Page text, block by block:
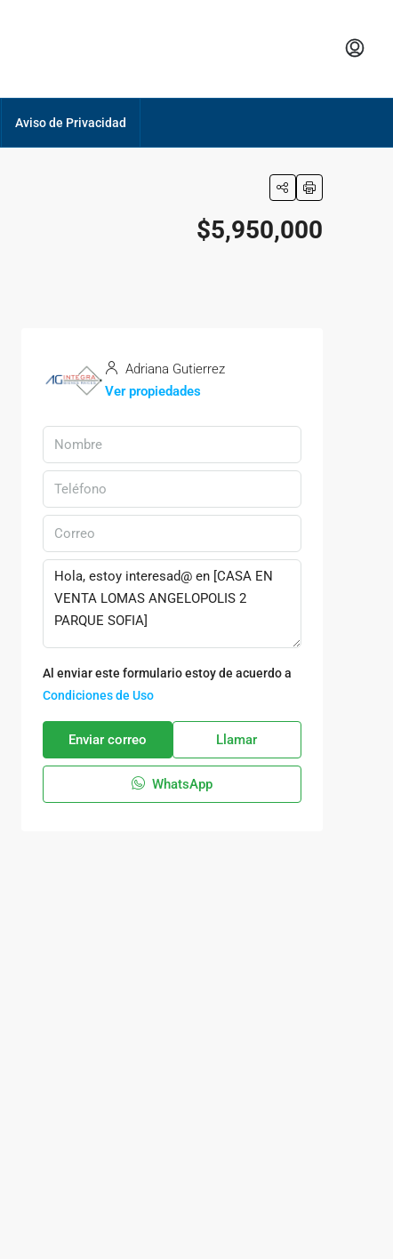
Aviso de Privacidad
$5,950,000
Adriana Gutierrez
Ver propiedades
Al enviar este formulario estoy de acuerdo a
Condiciones de Uso
Enviar correo Llamar
WhatsApp